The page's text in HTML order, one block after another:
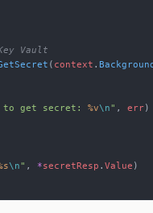
Vault
( context .
get secret: %v\n" , err)
\n" , *secretResp . Value )